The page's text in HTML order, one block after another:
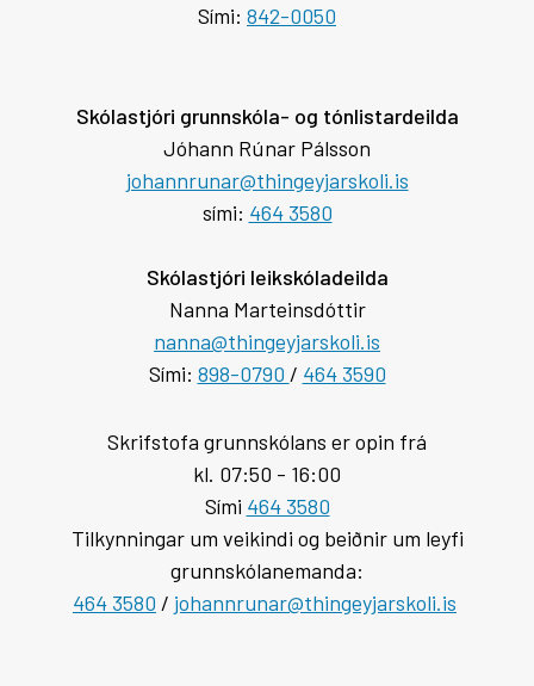
Sími: 842-0050
Skólastjóri grunnskóla- og tónlistardeilda
Jóhann Rúnar Pálsson
johannrunar@thingeyjarskoli.is
sími: 464 3580
Skólastjóri leikskóladeilda
Nanna Marteinsdóttir
nanna@thingeyjarskoli.is
Sími: 898-0790 / 464 3590
Skrifstofa grunnskólans er opin frá
kl. 07:50 - 16:00
Sími 464 3580
Tilkynningar um veikindi og beiðnir um leyfi
grunnskólanemanda:
464 3580 / johannrunar@thingeyjarskoli.is